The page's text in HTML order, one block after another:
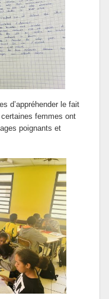
d’appréhender le fait
femmes ont
poignants et